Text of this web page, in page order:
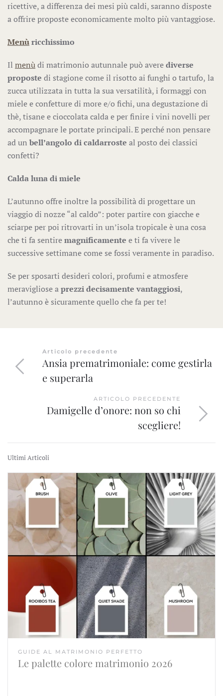
ricettive, a differenza dei mesi più caldi, saranno disposte
a offrire proposte economicamente molto più vantaggiose.
Menùricchissimo
Il menùdi matrimonio autunnale può averediverse
proposte di stagione come il risotto ai funghi o tartufo, la
zucca utilizzata in tutta la sua versatilità, i formaggi con
miele e confetture di more e/o fichi, una degustazione di
thè, tisane e cioccolata calda e per finire i vini novelli per
accompagnare le portate principali. E perché non pensare
ad un bell’angolo di caldarroste al posto dei classici
confetti?
Calda luna di miele
L’autunno offre inoltre la possibilità di progettare un
viaggio di nozze “al caldo”: poter partire con giacche e
sciarpe per poi ritrovarti in un’isola tropicale è una cosa
che ti fa sentiremagnificamente e ti fa vivere le
successive settimane come se fossi veramente in paradiso.
Se per sposarti desideri colori, profumi e atmosfere
meravigliose aprezzi decisamente vantaggiosi,
l’autunno è sicuramente quello che fa per te!
Articolo precedente
Ansia prematrimoniale: come gestirla
e superarla
ARTICOLO PRECEDENTE
Damigelle d’onore: non so chi
scegliere!
Ultimi Articoli
GUIDE AL MATRIMONIO PERFETTO
Le palette colore matrimonio 2026